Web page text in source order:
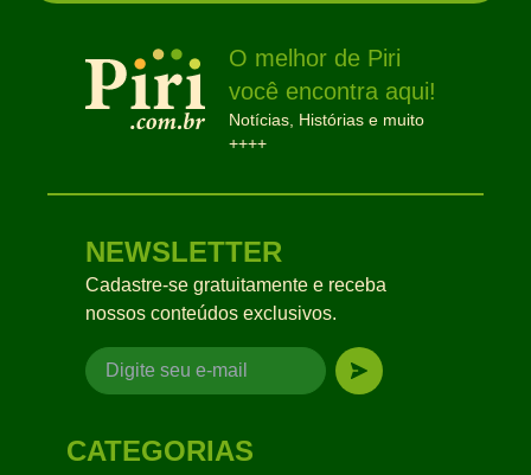
O melhor de Piri
você encontra aqui!
Notícias, Histórias e muito
++++
NEWSLETTER
Cadastre-se gratuitamente e receba
nossos conteúdos exclusivos.
CATEGORIAS